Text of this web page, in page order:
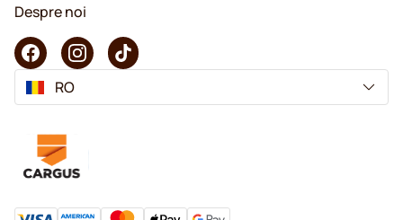
Despre noi
RO